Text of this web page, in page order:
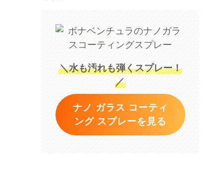
＼水も汚れも弾くスプレー！
／
ナノ ガラス コーティ
ング スプレーを見る